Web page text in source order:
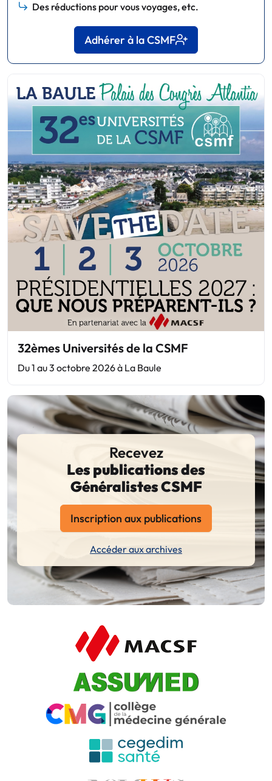
Des réductions pour vous voyages, etc.
Adhérer à la CSMF
32èmes Universités de la CSMF
Du 1 au 3 octobre 2026 à La Baule
Recevez
Les publications des
Généralistes CSMF
Inscription aux publications
Accéder aux archives